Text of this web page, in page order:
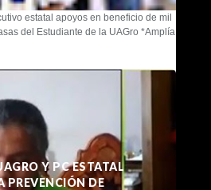
estatal apoyos en beneficio de mil
del Estudiante de la UAGro *Amplía
Y PC ESTATAL
PREVENCIÓN DE